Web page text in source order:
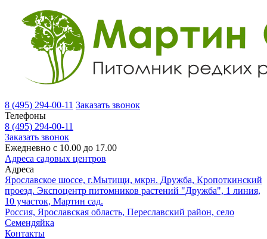
8 (495) 294-00-11 Заказать звонок
Телефоны
8 (495) 294-00-11
Заказать звонок
Ежедневно с 10.00 до 17.00
Адреса садовых центров
Адреса
Ярославское шоссе, г.Мытищи, мкрн. Дружба, Кропоткинский
проезд. Экспоцентр питомников растений "Дружба", 1 линия,
10 участок, Мартин сад.
Россия, Ярославская область, Переславский район, село
Семендяйка
Контакты